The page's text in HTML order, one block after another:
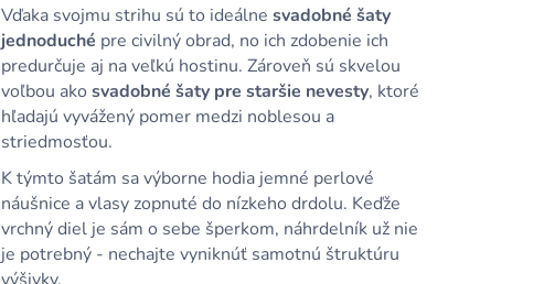
Vďaka svojmu strihu sú to ideálne svadobné šaty
jednoduché pre civilný obrad, no ich zdobenie ich
predurčuje aj na veľkú hostinu. Zároveň sú skvelou
voľbou ako svadobné šaty pre staršie nevesty, ktoré
hľadajú vyvážený pomer medzi noblesou a
striedmosťou.
K týmto šatám sa výborne hodia jemné perlové
náušnice a vlasy zopnuté do nízkeho drdolu. Keďže
vrchný diel je sám o sebe šperkom, náhrdelník už nie
je potrebný - nechajte vyniknúť samotnú štruktúru